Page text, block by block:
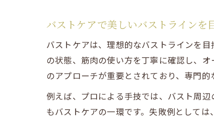
バストケアで美しいバストラインを
バストケアは、理想的なバストラインを
の状態、筋肉の使い方を丁寧に確認し、
のアプローチが重要とされており、専門
例えば、プロによる手技では、バスト周
もバストケアの一環です。失敗例として